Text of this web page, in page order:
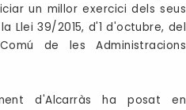
un millor exercici dels seus
Llei 39/2015, d'1 d'octubre, del
de les Administracions
d'Alcarràs ha posat en